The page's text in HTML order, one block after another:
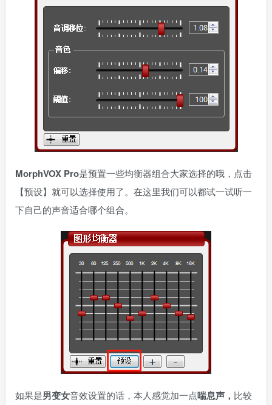
MorphVOX Pro是预置一些均衡器组合大家选择的哦，点击
【预设】就可以选择使用了。在这里我们可以都试一试听一
下自己的声音适合哪个组合。
如果是男变女音效设置的话，本人感觉加一点喘息声， 比较